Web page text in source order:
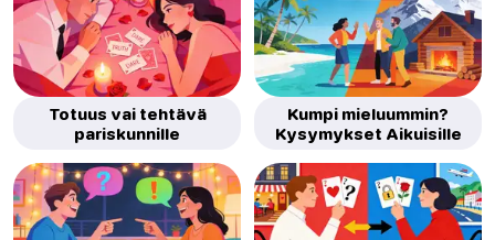
Totuus vai tehtävä
pariskunnille
Kumpi mieluummin?
Kysymykset Aikuisille